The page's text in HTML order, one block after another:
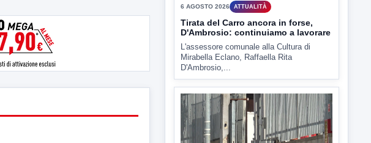
▶
6 AGOSTO 2026 ATTUALITÀ
Hanon- Evo, i lavoratori dicono si al